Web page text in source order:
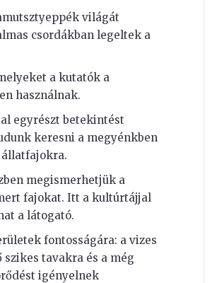
világát
csordákban legeltek a
a kutatók a
használnak.
egyrészt betekintést
keresni a megyénkben
megismerhetjük a
fajokat. Itt a kultúrtájjal
a látogató.
fontosságára: a vizes
tavakra és a még
igényelnek